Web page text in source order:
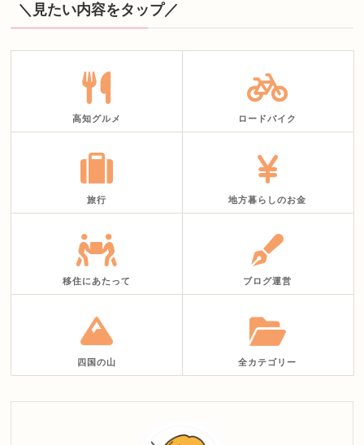
＼見たい内容をタップ／
高知グルメ ロードバイク
旅行 地方暮らしのお金
移住にあたって ブログ運営
四国の山 全カテゴリー